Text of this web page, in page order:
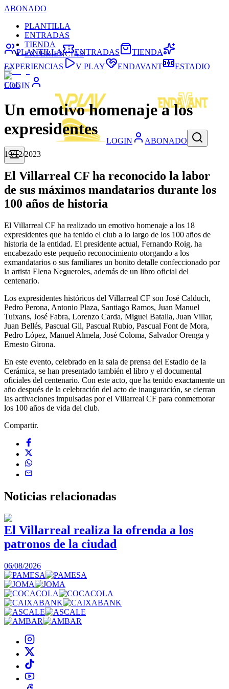
ABONADO
PLANTILLA
ENTRADAS
TIENDA
EXPERIENCIAS
LOGIN
LOGIN ABONADO
PLANTILLA ENTRADAS
TIENDA
EXPERIENCIAS
V PLAY ENDAVANT ESTADIO
Club
Un emotivo homenaje a los
expresidentes
19/12/2023
El Villarreal CF ha reconocido la labor
de sus máximos mandatarios durante los
100 años de historia
El Villarreal CF ha realizado un emotivo homenaje a los 18
expresidentes que ha tenido el club a lo largo de los 100 años de
historia de la entidad. El presidente actual, Fernando Roig, ha
encabezado este pequeño reconocimiento otorgando a los
exmandatarios o sus familiares un bonito detalle confeccionado por
la artista Elena Negueroles, además de un libro oficial del
centenario.
Los expresidentes históricos del Villarreal CF son José Calduch,
Pedro Perona, Antonio Plaza, Santiago Ramos, Juan Manuel
Tuixans, José Fabra, Lorenzo Carda, Miguel Batalla, Juan Villar,
Juan Bellés, Pascual Gil, Pascual Rubio, Pascual Font de Mora,
Pedro López, Manuel Almela, José Coloma, Salvador Orenga y
Ernesto Girona.
En este evento, celebrado en la sala de prensa del Estadio de la
Cerámica, se han presentado también el libro y el documental
oficiales del centenario. Con este acto, que ha tenido exactamente un
año después de la celebración del acto de inauguración, se cierran
las activaciones impulsadas por el Villarreal CF para conmemorar
los 100 años de vida del club.
Compartir.
Noticias relacionadas
El Villarreal realiza la ofrenda a los
patronos de la ciudad
06/08/2026